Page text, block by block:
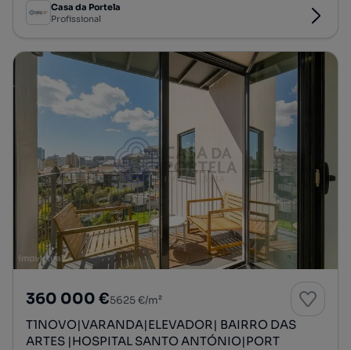
Casa da Portela
Profissional
360 000 €5625 €/m²
T1NOVO|VARANDA|ELEVADOR| BAIRRO DAS
ARTES |HOSPITAL SANTO ANTÓNIO|PORT